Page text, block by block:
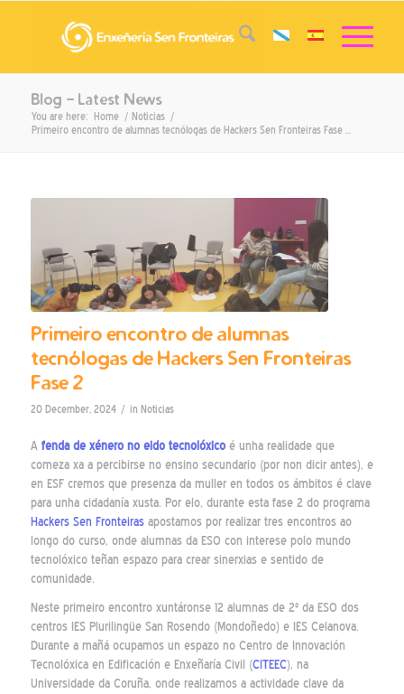
Blog - Latest News
You are here: Home / Noticias /
Primeiro encontro de alumnas tecnólogas de Hackers Sen Fronteiras Fase ...
Primeiro encontro de alumnas
tecnólogas de Hackers Sen Fronteiras
Fase 2
20 December, 2024 / in Noticias
A fenda de xénero no eido tecnolóxicoé unha realidade que
comeza xa a percibirse no ensino secundario (por non dicir antes), e
en ESF cremos que presenza da muller en todos os ámbitos é clave
para unha cidadanía xusta. Por elo, durante esta fase 2 do programa
Hackers Sen Fronteirasapostamos por realizar tres encontros ao
longo do curso, onde alumnas da ESO con interese polo mundo
tecnolóxico teñan espazo para crear sinerxias e sentido de
comunidade.
Neste primeiro encontro xuntáronse 12 alumnas de 2º da ESO dos
centros IES Plurilingüe San Rosendo (Mondoñedo) e IES Celanova.
Durante a mañá ocupamos un espazo no Centro de Innovación
Tecnolóxica en Edificación e Enxeñaría Civil (CITEEC), na
Universidade da Coruña, onde realizamos a actividade clave da